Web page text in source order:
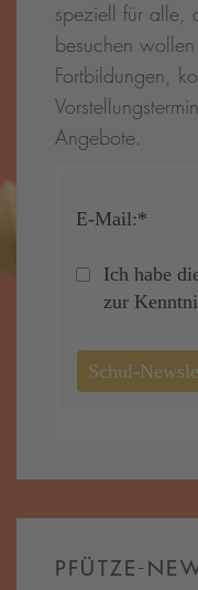
speziell für alle,
besuchen
Fortbildungen,
Angebote.
PFÜTZE-